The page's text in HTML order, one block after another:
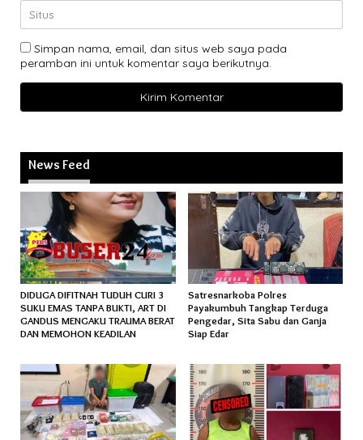
Simpan nama, email, dan situs web saya pada
peramban ini untuk komentar saya berikutnya.
News Feed
DIDUGA DIFITNAH TUDUH CURI 3
SUKU EMAS TANPA BUKTI, ART DI
GANDUS MENGAKU TRAUMA BERAT
DAN MEMOHON KEADILAN
Satresnarkoba Polres
Payakumbuh Tangkap Terduga
Pengedar, Sita Sabu dan Ganja
Siap Edar